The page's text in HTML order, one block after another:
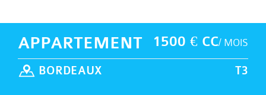
1500 € CC/ MOIS
APPARTEMENT
T3
BORDEAUX